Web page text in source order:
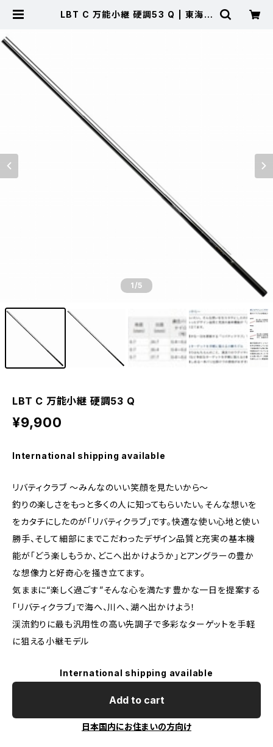
LBT C 万能小継 硬調53 Q | 東海つ
1/5
LBT C 万能小継 硬調53 Q
¥9,900
International shipping available
リバティクラブ 〜みんなのいい笑顔を見たいから〜
釣りの楽しさをもっと多くの人に知ってもらいたい。そんな想いを
をカタチにしたのが「リバティクラブ」です。快適な使い心地と使い
勝手、そして細部にまでこだわったデザイン品質と充実の基本機
能が「どう楽しもうか、どこへ出かけようか」とアングラーの豊か
な想像力と好奇心を掻き立てます。
気ままに“楽しく過ごす”そんな心を満たす豊かな一日を提案する
「リバティクラブ」で海へ、川へ、湖へ出かけよう！
渓流釣りに最も汎用性の高い先調子で多彩なターゲットを手軽
に狙える小継モデル
International shipping available
Add to cart
日本国内にお住まいの方向け